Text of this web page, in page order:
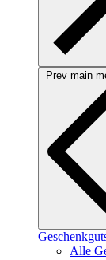
Prev main
Alle